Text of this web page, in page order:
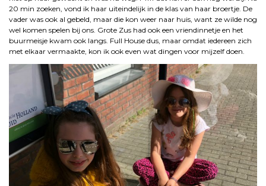
20 min zoeken, vond ik haar uiteindelijk in de klas van haar broertje. De
vader was ook al gebeld, maar die kon weer naar huis, want ze wilde nog
wel komen spelen bij ons. Grote Zus had ook een vriendinnetje en het
buurmeisje kwam ook langs. Full House dus, maar omdat iedereen zich
met elkaar vermaakte, kon ik ook even wat dingen voor mijzelf doen.